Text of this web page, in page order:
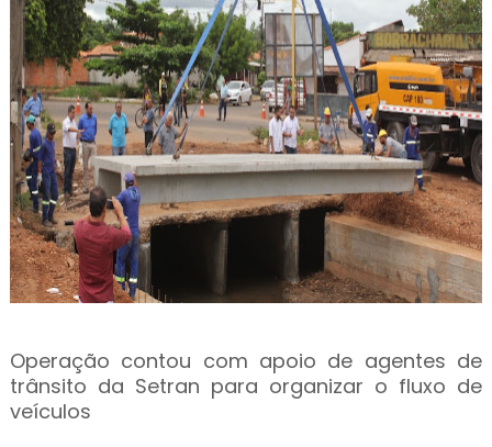
Operação contou com apoio de agentes de
trânsito da Setran para organizar o fluxo de
veículos